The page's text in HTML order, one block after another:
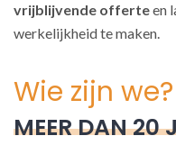
vrijblijvende offerteen
werkelijkheid te maken.
Wie zijn we?
MEER DAN 20